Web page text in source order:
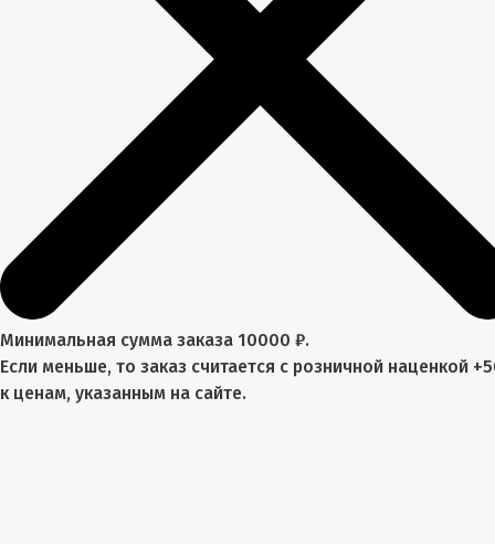
Минимальная сумма заказа 10000 ₽.
Если меньше, то заказ считается с розничной наценкой
к ценам, указанным на сайте.